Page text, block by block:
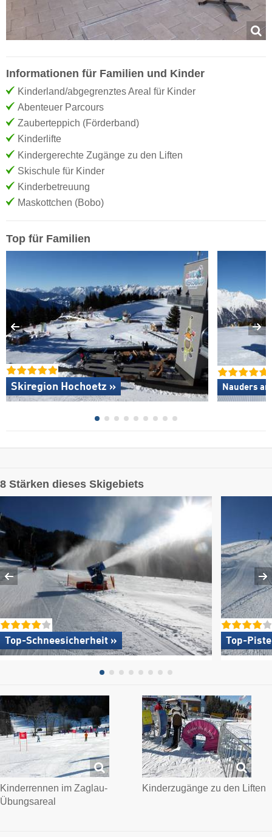
Informationen für Familien und Kinder
Kinderland/abgegrenztes Areal für Kinder
Abenteuer Parcours
Zauberteppich (Förderband)
Kinderlifte
Kindergerechte Zugänge zu den Liften
Skischule für Kinder
Kinderbetreuung
Maskottchen (Bobo)
Top für Familien
Skiregion Hochoetz » Nauders
8 Stärken dieses Skigebiets
Top-Schneesicherheit » Top-
Kinderrennen im Zaglau-
Übungsareal
Kinderzugänge zu den Liften